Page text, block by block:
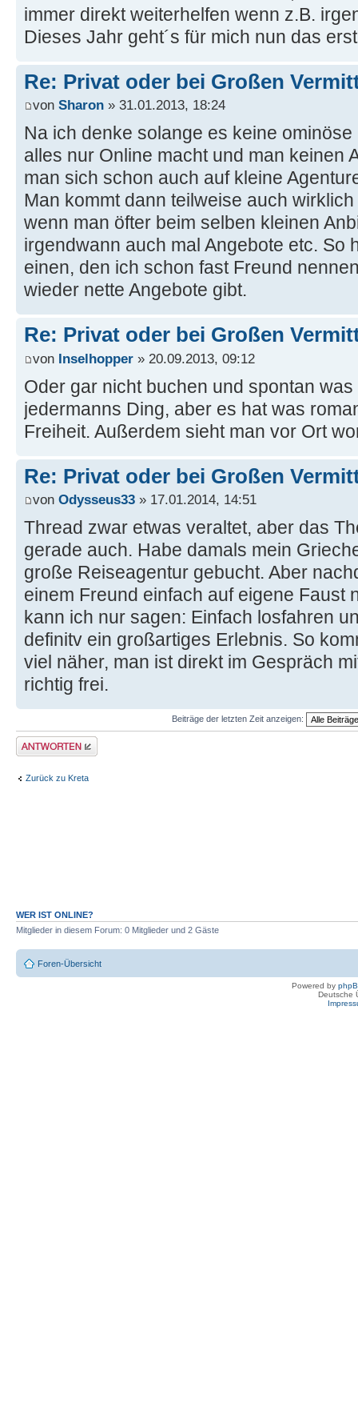
immer direkt weiterhelfen wenn z.B.
Dieses Jahr geht´s für mich nun das
Re: Privat oder bei Großen
von Sharon » 31.01.2013, 18:24
Na ich denke solange es keine
alles nur Online macht und man keinen
man sich schon auch auf kleine
Man kommt dann teilweise auch
wenn man öfter beim selben kleinen
irgendwann auch mal Angebote etc. So
einen, den ich schon fast Freund
wieder nette Angebote gibt.
Re: Privat oder bei Großen
von Inselhopper » 20.09.2013, 09:12
Oder gar nicht buchen und spontan
jedermanns Ding, aber es hat was
Freiheit. Außerdem sieht man vor Ort
Re: Privat oder bei Großen
von Odysseus33 » 17.01.2014, 14:51
Thread zwar etwas veraltet, aber das
gerade auch. Habe damals mein
große Reiseagentur gebucht. Aber
einem Freund einfach auf eigene Faust
kann ich nur sagen: Einfach losfahren
definitv ein großartiges Erlebnis. So
viel näher, man ist direkt im Gespräch
richtig frei.
Beiträge der letzten Zeit anzeigen:
Antwort erstellen
Zurück zu Kreta
WER IST ONLINE?
Mitglieder in diesem Forum: 0 Mitglieder und 2 Gäste
Foren-Übersicht
Powered by
Deutsche